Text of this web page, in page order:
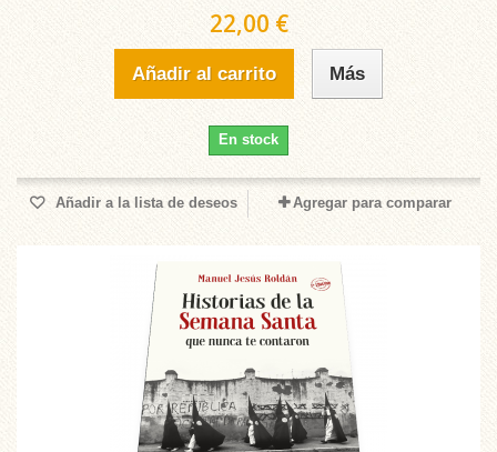
22,00 €
Añadir al carrito Más
En stock
Añadir a la lista de deseos Agregar para comparar